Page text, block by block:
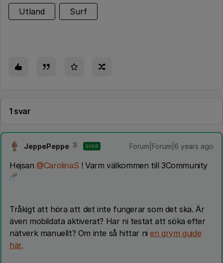
Utland Surf
1 svar
JeppePeppe SVAR Forum|Forum|6 years ago
Hejsan@CarolinaS ! Varm välkommen till 3Community
Tråkigt att höra att det inte fungerar som det ska. Är
även mobildata aktiverat? Har ni testat att söka efter
nätverk manuellt? Om inte så hittar nien grym guide
här.